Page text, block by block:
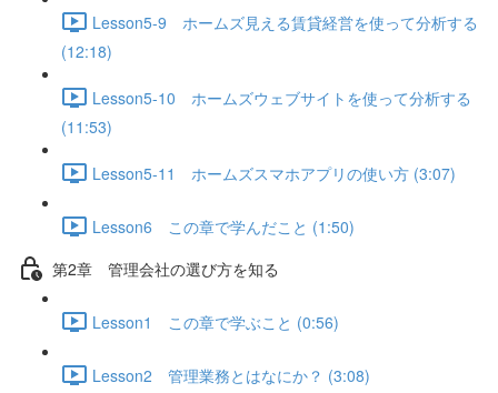
Lesson5-9 ホームズ見える賃貸経営を使って分析する
(12:18)
Lesson5-10 ホームズウェブサイトを使って分析する
(11:53)
Lesson5-11 ホームズスマホアプリの使い方 (3:07)
Lesson6 この章で学んだこと (1:50)
第2章 管理会社の選び方を知る
Lesson1 この章で学ぶこと (0:56)
Lesson2 管理業務とはなにか？ (3:08)